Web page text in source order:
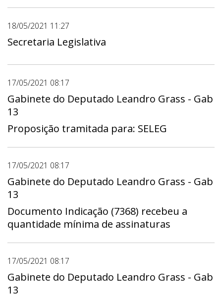
18/05/2021 11:27
Secretaria Legislativa
17/05/2021 08:17
Gabinete do Deputado Leandro Grass - Gab
13
Proposição tramitada para: SELEG
17/05/2021 08:17
Gabinete do Deputado Leandro Grass - Gab
13
Documento Indicação (7368) recebeu a
quantidade mínima de assinaturas
17/05/2021 08:17
Gabinete do Deputado Leandro Grass - Gab
13